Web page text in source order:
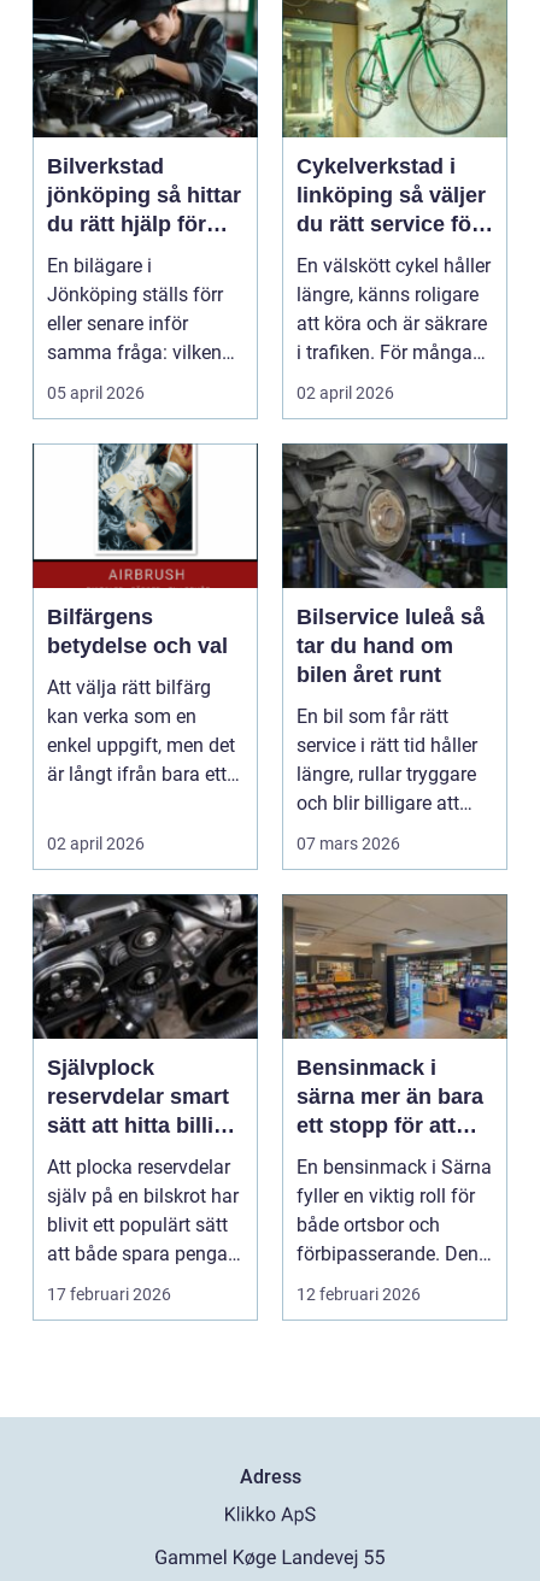
Bilverkstad
jönköping så hittar
du rätt hjälp för
bilen
En bilägare i
Jönköping ställs förr
eller senare inför
samma fråga: vilken
verkstad tar bäst hand
om...
05 april 2026
Cykelverkstad i
linköping så väljer
du rätt service för
din cykel
En välskött cykel håller
längre, känns roligare
att köra och är säkrare
i trafiken. För många
som cy...
02 april 2026
Bilfärgens
betydelse och val
Att välja rätt bilfärg
kan verka som en
enkel uppgift, men det
är långt ifrån bara ett
02 april 2026
Bilservice luleå så
tar du hand om
bilen året runt
En bil som får rätt
service i rätt tid håller
längre, rullar tryggare
och blir billigare att
äga. I ...
07 mars 2026
Självplock
reservdelar smart
sätt att hitta billiga
bildelar
Att plocka reservdelar
själv på en bilskrot har
blivit ett populärt sätt
att både spara pengar
och g...
17 februari 2026
Bensinmack i
särna mer än bara
ett stopp för att
tanka
En bensinmack i Särna
fyller en viktig roll för
både ortsbor och
förbipasserande. Den
fungerar som e...
12 februari 2026
Adress